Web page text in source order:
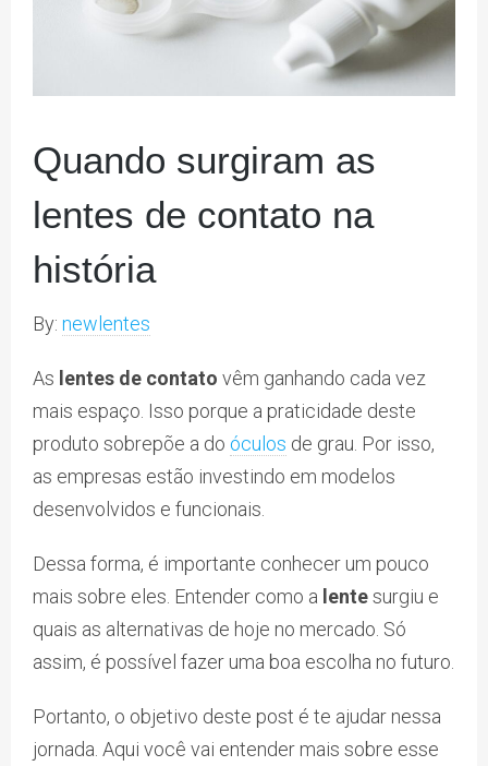
Quando surgiram as
lentes de contato na
história
By: newlentes
As lentes de contato vêm ganhando cada vez
mais espaço. Isso porque a praticidade deste
produto sobrepõe a do óculos de grau. Por isso,
as empresas estão investindo em modelos
desenvolvidos e funcionais.
Dessa forma, é importante conhecer um pouco
mais sobre eles. Entender como a lentesurgiu e
quais as alternativas de hoje no mercado. Só
assim, é possível fazer uma boa escolha no futuro.
Portanto, o objetivo deste post é te ajudar nessa
jornada. Aqui você vai entender mais sobre esse